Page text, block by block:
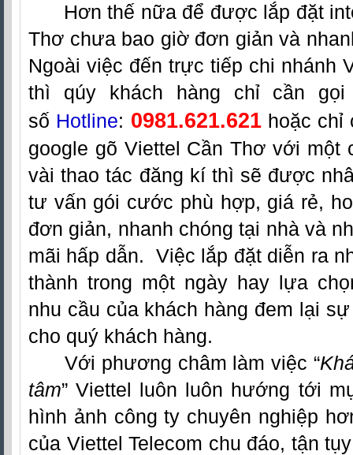
Hơn thế nữa để được lắp đặt
Thơ chưa bao giờ đơn giản và
Ngoài việc đến trực tiếp chi nhánh
thì qúy khách hàng chỉ cần gọi
số Hotline: 0981.621.621hoặc chỉ
google gõ Viettel Cần Thơ với một
vài thao tác đăng kí thì sẽ được
tư vấn gói cước phù hợp, giá rẻ,
đơn giản, nhanh chóng tại nhà và
mãi hấp dẫn. Việc lắp đặt diễn ra
thành trong một ngày hay lựa
nhu cầu của khách hàng đem lại
cho quý khách hàng.
Với phương châm làm việc “
tâm” Viettel luôn luôn hướng tới
hình ảnh công ty chuyên nghiệp
của Viettel Telecom chu đáo, tận